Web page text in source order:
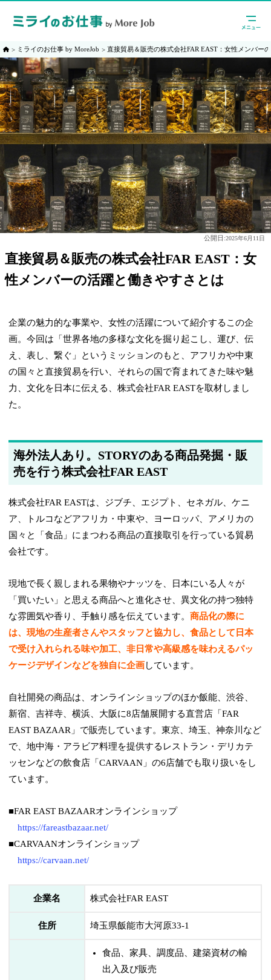
ミライのお仕事 by MoreJob 直接貿易＆販売の株式会社FAR EAST：女性メンバー
公開日:2025年6月11日
直接貿易＆販売の株式会社FAR EAST：女
性メンバーの活躍と働きやすさとは
企業の魅力的な事業や、女性の活躍について紹介するこの企
画。今回は「世界各地の多様な文化を掘り起こし、運び、伝
え、表し、繋ぐ」というミッションのもと、アフリカや中東
の国々と直接貿易を行い、それらの国で育まれてきた味や魅
力、文化を日本に伝える、株式会社FAR EASTを取材しまし
た。
海外法人あり。STORYのある商品発掘・販
売を行う株式会社FAR EAST
株式会社FAR EASTは、ジブチ、エジプト、セネガル、ケニ
ア、トルコなどアフリカ・中東や、ヨーロッパ、アメリカの
国々と「食品」にまつわる商品の直接取引を行っている貿易
会社です。
現地で長く親しまれる果物やナッツを、日本にいる人々が
「買いたい」と思える商品へと進化させ、異文化の持つ独特
な雰囲気や香り、手触り感を伝えています。商品化の際に
は、現地の生産者さんやスタッフと協力し、食品として日本
で受け入れられる味や加工、非日常や高級感を味わえるパッ
ケージデザインなどを独自に企画しています。
自社開発の商品は、オンラインショップのほか飯能、渋谷、
新宿、吉祥寺、横浜、大阪に8店舗展開する直営店「FAR
EAST BAZAAR」で販売しています。東京、埼玉、神奈川など
で、地中海・アラビア料理を提供するレストラン・デリカテ
ッセンなどの飲食店「CARVAAN」の6店舗でも取り扱いをし
ています。
■FAR EAST BAZAARオンラインショップ
https://fareastbazaar.net/
■CARVAANオンラインショップ
https://carvaan.net/
企業名 株式会社FAR EAST
住所 埼玉県飯能市大河原33-1
食品、家具、調度品、建築資材の輸
出入及び販売